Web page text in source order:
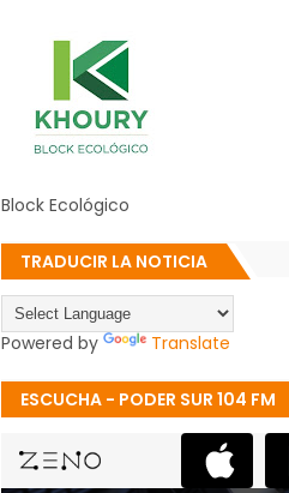
Block Ecológico
TRADUCIR LA NOTICIA
Powered by Translate
ESCUCHA - PODER SUR 104 FM